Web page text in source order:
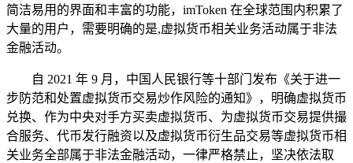
简洁易用的界面和丰富的功能，imToken 在全球范围内积累了
大量的用户，需要明确的是,虚拟货币相关业务活动属于非法
金融活动。
自 2021 年 9 月，中国人民银行等十部门发布《关于进一
步防范和处置虚拟货币交易炒作风险的通知》，明确虚拟货币
兑换、作为中央对手方买卖虚拟货币、为虚拟货币交易提供撮
合服务、代币发行融资以及虚拟货币衍生品交易等虚拟货币相
关业务全部属于非法金融活动，一律严格禁止，坚决依法取